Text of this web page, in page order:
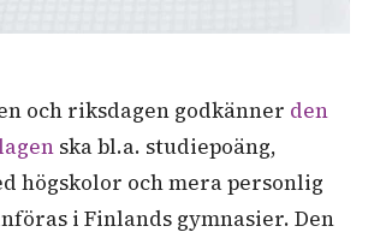
och riksdagen godkänner den
ska bl.a. studiepoäng,
högskolor och mera personlig
i Finlands gymnasier. Den